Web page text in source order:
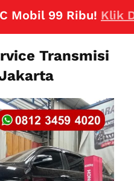
99 Ribu!Klik
Transmisi